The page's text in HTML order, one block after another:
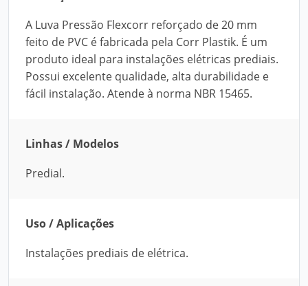
A Luva Pressão Flexcorr reforçado de 20 mm
feito de PVC é fabricada pela Corr Plastik. É um
produto ideal para instalações elétricas prediais.
Possui excelente qualidade, alta durabilidade e
fácil instalação. Atende à norma NBR 15465.
Linhas / Modelos
Predial.
Uso / Aplicações
Instalações prediais de elétrica.